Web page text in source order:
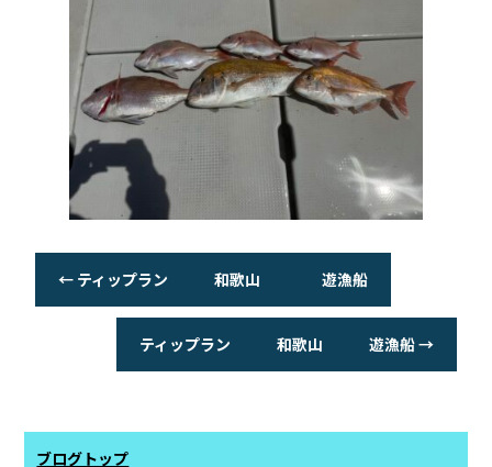
o
k
← ティップラン 和歌山 遊漁船
ティップラン 和歌山 遊漁船→
ブログトップ